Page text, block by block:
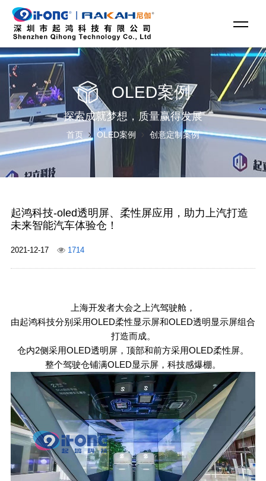
OLED案例
探索成就梦想，质量赢得发展
首页 OLED案例 创意定制案例
起鸿科技-oled透明屏、柔性屏应用，助力上汽打造
未来智能汽车体验仓！
2021-12-17 1714
上海开发者大会之上汽驾驶舱，
由起鸿科技分别采用OLED柔性显示屏和OLED透明显示屏组合
打造而成。
仓内2侧采用OLED透明屏，顶部和前方采用OLED柔性屏。
整个驾驶仓铺满OLED显示屏，科技感爆棚。